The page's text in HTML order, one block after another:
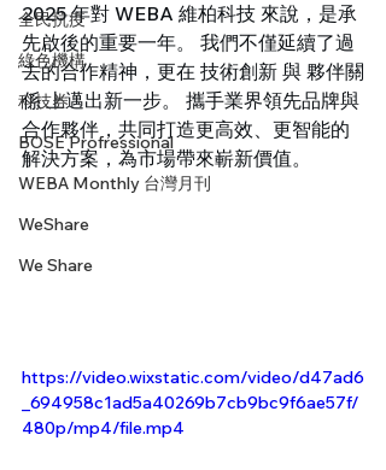
全民抗疫
綠色機構
科技券
BOSE Profressional
WEBA Monthly 台灣月刊
WeShare
We Share
2025 年對 WEBA 維柏科技 來說，是承
先啟後的重要一年。 我們不僅延續了過
去的合作精神，更在 技術創新 與 夥伴關
係 上邁出新一步。 攜手業界領先品牌與
合作夥伴，共同打造更高效、更智能的
解決方案，為市場帶來嶄新價值。
https://video.wixstatic.com/video/d47ad6
_694958c1ad5a40269b7cb9bc9f6ae57f/
480p/mp4/file.mp4